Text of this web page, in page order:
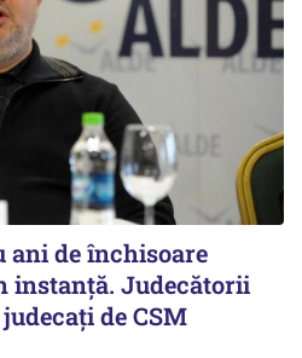
ani de închisoare
instanță. Judecătorii
de CSM